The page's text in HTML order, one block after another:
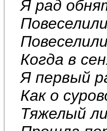
Я рад
Когда в
Я первый
Как о
Тяжелый